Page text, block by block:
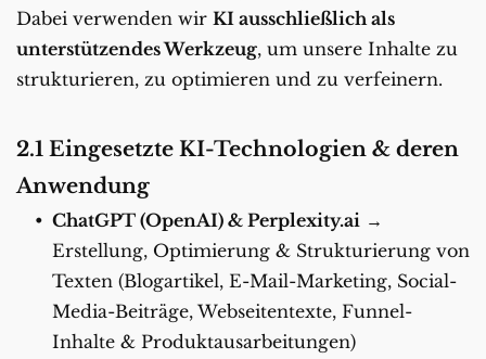
Dabei verwenden wir KI ausschließlich als
unterstützendes Werkzeug, um unsere Inhalte zu
strukturieren, zu optimieren und zu verfeinern.
2.1 Eingesetzte KI-Technologien & deren
Anwendung
ChatGPT (OpenAI) & Perplexity.ai →
Erstellung, Optimierung & Strukturierung von
Texten (Blogartikel, E-Mail-Marketing, Social-
Media-Beiträge, Webseitentexte, Funnel-
Inhalte & Produktausarbeitungen)